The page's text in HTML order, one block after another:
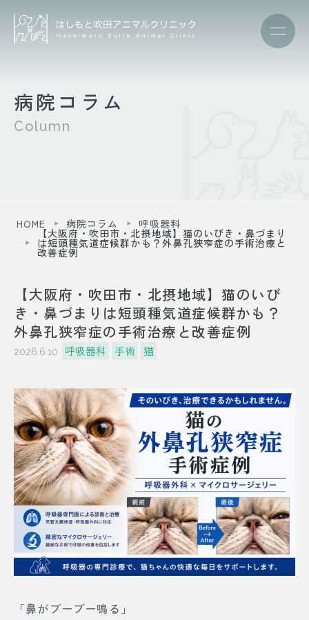
病院コラム
Column
HOME 病院コラム 呼吸器科
【大阪府・吹田市・北摂地域】猫のいびき・鼻づまり
は短頭種気道症候群かも？外鼻孔狭窄症の手術治療と
改善症例
【大阪府・吹田市・北摂地域】猫のいび
き・鼻づまりは短頭種気道症候群かも？
外鼻孔狭窄症の手術治療と改善症例
2026.6.10 呼吸器科 手術 猫
「鼻がブーブー鳴る」